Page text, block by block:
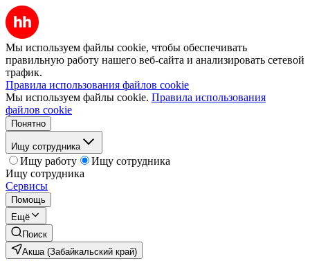
Мы используем файлы cookie, чтобы обеспечивать
правильную работу нашего веб-сайта и анализировать сетевой
трафик.
Правила использования файлов cookie
Мы используем файлы cookie. Правила использования
файлов cookie
Понятно
Ищу сотрудника
Ищу работу
Ищу сотрудника
Ищу сотрудника
Сервисы
Помощь
Ещё
Поиск
Акша (Забайкальский край)